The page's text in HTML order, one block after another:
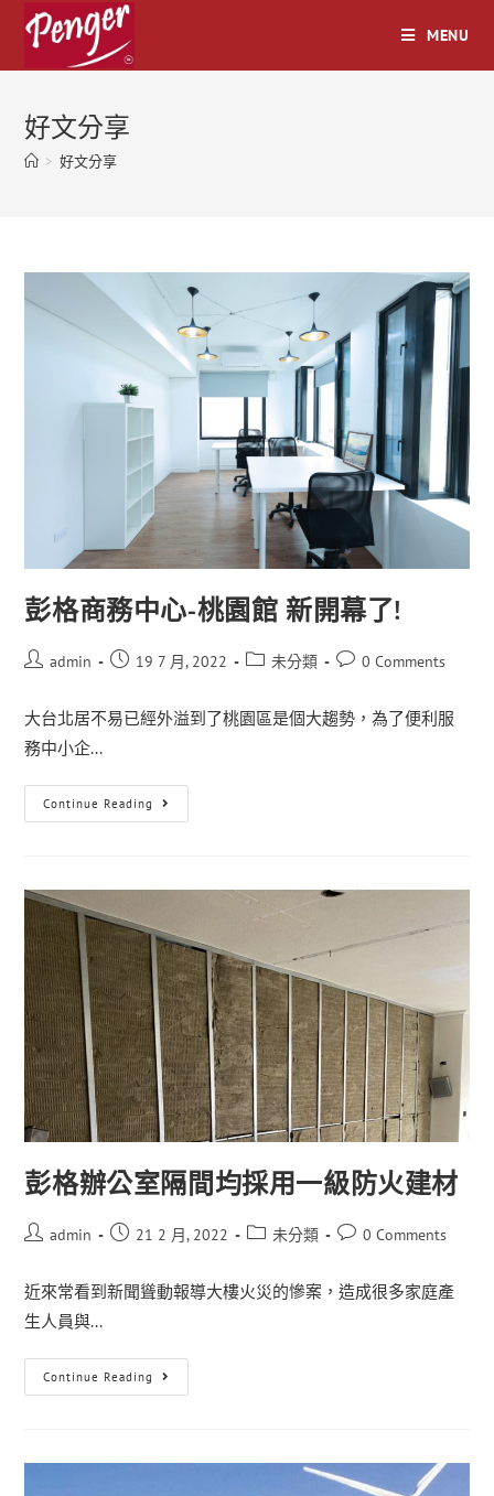
MENU
好文分享
> 好文分享
彭格商務中心-桃園館 新開幕了!
admin 19 7 月, 2022 未分類 0 Comments
大台北居不易已經外溢到了桃園區是個大趨勢，為了便利服
務中小企...
Continue Reading
彭格辦公室隔間均採用一級防火建材
admin 21 2 月, 2022 未分類 0 Comments
近來常看到新聞聳動報導大樓火災的慘案，造成很多家庭產
生人員與...
Continue Reading